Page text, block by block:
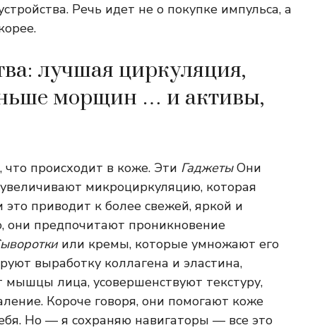
Речь идет не о покупке импульса, а
лучшая циркуляция,
морщин … и активы,
происходит в коже. Эти ГаджетыОни
микроциркуляцию, которая
приводит к более свежей, яркой и
они предпочитают проникновение
или кремы, которые умножают его
выработку коллагена и эластина,
лица, усовершенствуют текстуру,
Короче говоря, они помогают коже
Но — я сохраняю навигаторы — все это